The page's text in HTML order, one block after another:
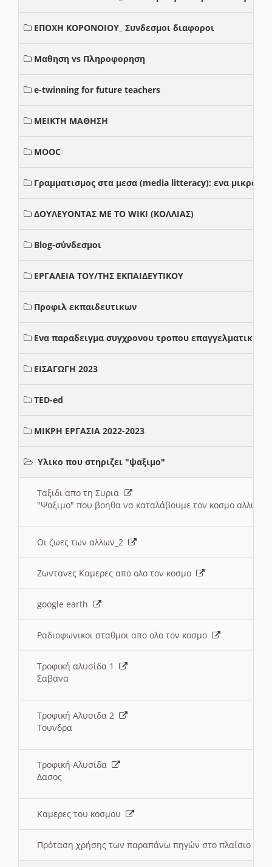
ΕΠΟΧΗ ΚΟΡΟΝΟΙΟΥ_ Συνδεσμοι διαφοροι
Μαθηση vs Πληροφορηση
e-twinning for future teachers
ΜΕΙΚΤΗ ΜΑΘΗΣΗ
MOOC
Γραμματισμος στα μεσα (media litteracy): ενα μικρο
ΔΟΥΛΕΥΟΝΤΑΣ ΜΕ ΤΟ WIKI (ΚΟΛΛΙΑΣ)
Blog-σύνδεσμοι
ΕΡΓΑΛΕΙΑ ΤΟΥ/ΤΗΣ ΕΚΠΑΙΔΕΥΤΙΚΟΥ
Προφιλ εκπαιδευτικων
Ενα παραδειγμα συγχρονου τροπου επαγγελματικης
ΕΙΣΑΓΩΓΗ 2023
TED-ed
ΜΙΚΡΗ ΕΡΓΑΣΙΑ 2022-2023
Υλικο που στηριζει "ψαξιμο"
Ταξιδι απο τη Συρια
"Ψαξιμο" που βοηθα να καταλάβουμε τον κοσμο αλλων
Οι ζωες των αλλων_2
Ζωντανες Καμερες απο ολο τον κοσμο
google earth
Ραδιοφωνικοι σταθμοι απο ολο τον κοσμο
Τροφική αλυσίδα 1
Σαβανα
Τροφική Αλυσιδα 2
Τουνδρα
Τροφική Αλυσίδα
Δασος
Καμερες του κοσμου
Πρόταση χρήσης των παραπάνω πηγών στο πλαίσιο